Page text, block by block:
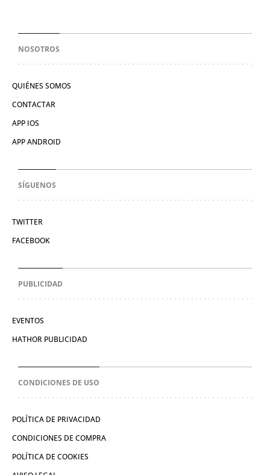
NOSOTROS
QUIÉNES SOMOS
CONTACTAR
APP IOS
APP ANDROID
SÍGUENOS
TWITTER
FACEBOOK
PUBLICIDAD
EVENTOS
HATHOR PUBLICIDAD
CONDICIONES DE USO
POLÍTICA DE PRIVACIDAD
CONDICIONES DE COMPRA
POLÍTICA DE COOKIES